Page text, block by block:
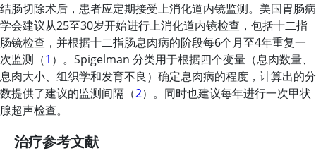
结肠切除术后，患者应定期接受上消化道内镜监测。美国胃肠病
学会建议从25至30岁开始进行上消化道内镜检查，包括十二指
肠镜检查，并根据十二指肠息肉病的阶段每6个月至4年重复一
次监测（1 ）。Spigelman 分类用于根据四个变量（息肉数量、
息肉大小、组织学和发育不良）确定息肉病的程度，计算出的分
数提供了建议的监测间隔（2）。同时也建议每年进行一次甲状
腺超声检查。
治疗参考文献